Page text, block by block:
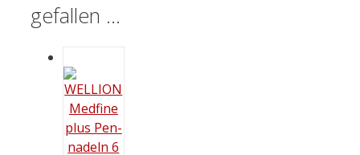
gefallen …